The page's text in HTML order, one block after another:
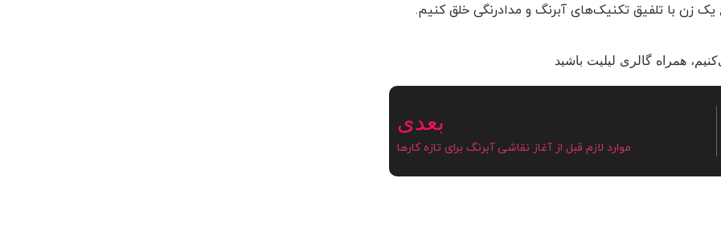
زن با تلفیق تکنیک‌های آبرنگ و مدادرنگی خلق کنیم.
همراه گالری لیلیت باشید
بعدی
موارد لازم قبل از آغاز نقاشی آبرنگ برای تازه کارها